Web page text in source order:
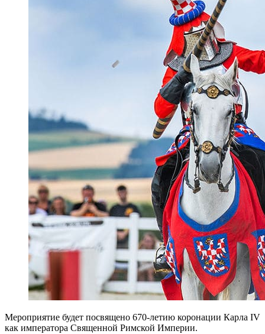
Мероприятие будет посвящено 670-летию коронации Карла IV
как императора Священной Римской Империи.